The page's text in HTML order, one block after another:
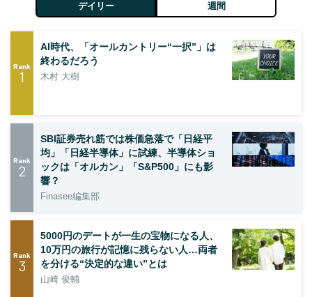
デイリー 週間
Rank
1
AI時代、「オールカントリー“一択”」は
終わるだろう
木村 大樹
Rank
2
SBI証券売れ筋では株価急落で「日経平
均」「日経半導体」に試練、半導体ショ
ックは「オルカン」「S&P500」にも影
響？
Finasee編集部
Rank
3
5000円のデートが一生の宝物になる人、
10万円の旅行が記憶に残らない人…両者
を分ける“決定的な違い”とは
山崎 俊輔